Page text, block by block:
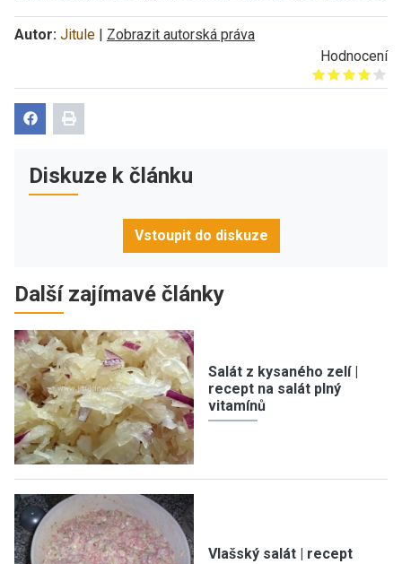
Autor: Jitule | Zobrazit autorská práva
Hodnocení
Give it 1/5
Give it 2/5
Give it 3/5
Give it 4/5
Give it 5/5
Diskuze k článku
Vstoupit do diskuze
Další zajímavé články
Salát z kysaného zelí |
recept na salát plný
vitamínů
Vlašský salát | recept